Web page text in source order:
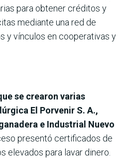
para obtener créditos y
mediante una red de
y vínculos en cooperativas y
se crearon varias
El Porvenir S. A.,
e Industrial Nuevo
presentó certificados de
elevados para lavar dinero.